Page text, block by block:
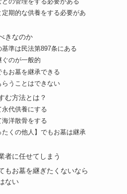
どの管理をする必要がある
定期的な供養をする必要があ
きなのか
準は民法第897条にある
のが一般的
お墓を継承できる
らうことはできない
む方法とは？
代供養にする
洋散骨をする
たくの他人】でもお墓は継承
者に任せてしまう
もお墓を継ぎたくないなら
ない